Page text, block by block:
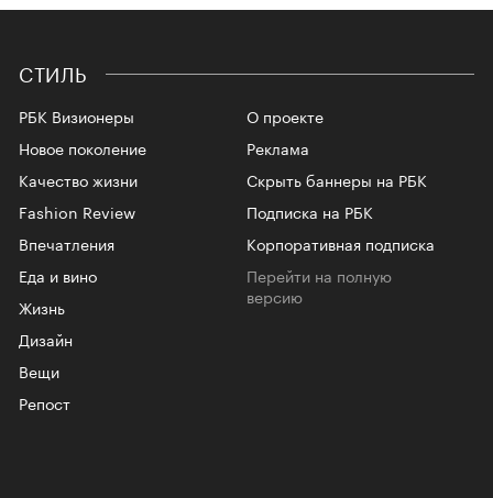
СТИЛЬ
РБК Визионеры
Новое поколение
Качество жизни
Fashion Review
Впечатления
Еда и вино
Жизнь
Дизайн
Вещи
Репост
О проекте
Реклама
Скрыть баннеры на РБК
Подписка на РБК
Корпоративная подписка
Перейти на полную
версию